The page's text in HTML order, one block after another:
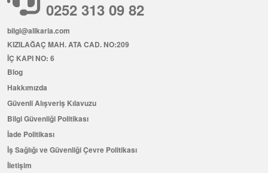
0252 313 09 82
bilgi@allkaria.com
KIZILAĞAÇ MAH. ATA CAD. NO:209
İÇ KAPI NO: 6
Blog
Hakkımızda
Güvenli Alışveriş Kılavuzu
Bilgi Güvenliği Politikası
İade Politikası
İş Sağlığı ve Güvenliği Çevre Politikası
İletişim